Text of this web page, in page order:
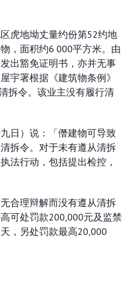
虎地坳丈量约份第52约地
，面积约6 000平方米。由
出豁免证明书，亦并无事
宇署根据《建筑物条例》
拆令。该业主没有履行清
日）说：「僭建物可导致
拆令。对于未有遵从清拆
法行动，包括提出检控，
合理辩解而没有遵从清拆
可处罚款200,000元及监禁
，另处罚款最高20,000